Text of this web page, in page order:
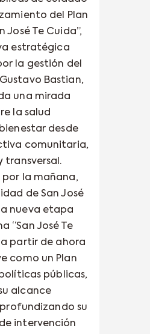
del Plan
José Te Cuida”,
estratégica
la gestión del
Bastian,
una mirada
la salud
desde
comunitaria,
transversal.
por la mañana,
de San José
nueva etapa
“San José Te
a partir de ahora
como un Plan
públicas,
alcance
su
intervención